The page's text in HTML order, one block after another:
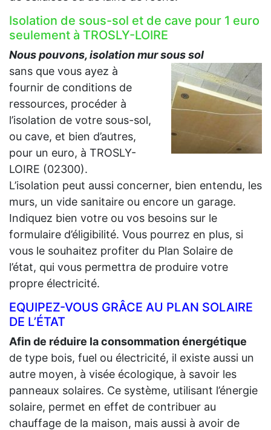
Isolation de sous-sol et de cave pour 1 euro
seulement à TROSLY-LOIRE
Nous pouvons, isolation mur sous sol
sans que vous ayez à
fournir de conditions de
ressources, procéder à
l’isolation de votre sous-sol,
ou cave, et bien d’autres,
pour un euro, à TROSLY-
LOIRE (02300).
L’isolation peut aussi concerner, bien entendu, les
murs, un vide sanitaire ou encore un garage.
Indiquez bien votre ou vos besoins sur le
formulaire d’éligibilité. Vous pourrez en plus, si
vous le souhaitez profiter du Plan Solaire de
l’état, qui vous permettra de produire votre
propre électricité.
EQUIPEZ-VOUS GRÂCE AU PLAN SOLAIRE
DE L’ÉTAT
Afin de réduire la consommation énergétique
de type bois, fuel ou électricité, il existe aussi un
autre moyen, à visée écologique, à savoir les
panneaux solaires. Ce système, utilisant l’énergie
solaire, permet en effet de contribuer au
chauffage de la maison, mais aussi à avoir de